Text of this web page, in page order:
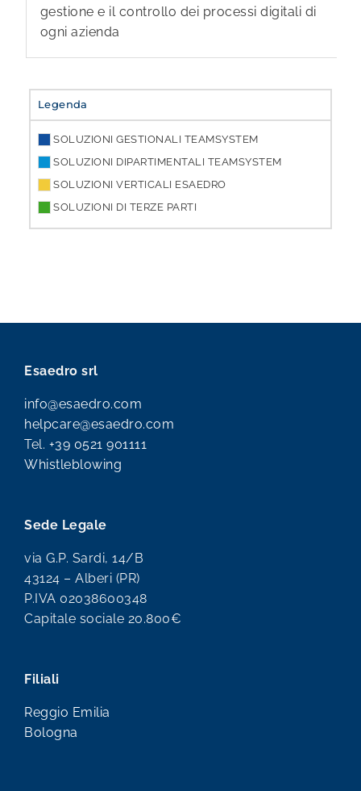
gestione e il controllo dei processi digitali di
ogni azienda
Legenda
SOLUZIONI GESTIONALI TEAMSYSTEM
SOLUZIONI DIPARTIMENTALI TEAMSYSTEM
SOLUZIONI VERTICALI ESAEDRO
SOLUZIONI DI TERZE PARTI
Esaedro srl
info@esaedro.com
helpcare@esaedro.com
Tel. +39 0521 901111
Whistleblowing
Sede Legale
via G.P. Sardi, 14/B
43124 – Alberi (PR)
P.IVA 02038600348
Capitale sociale 20.800€
Filiali
Reggio Emilia
Bologna